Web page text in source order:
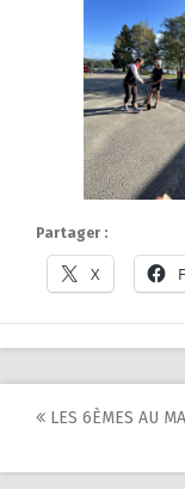
Partager :
X
Post
LES 6ÈMES AU